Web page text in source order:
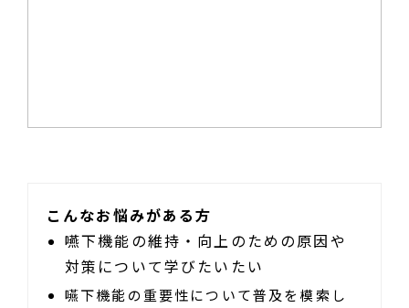
こんなお悩みがある方
嚥下機能の維持・向上のための原因や
対策について学びたいたい
嚥下機能の重要性について普及を模索し